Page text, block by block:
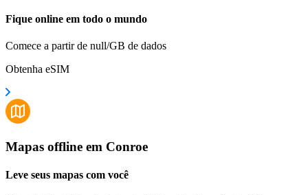
Fique online em todo o mundo
Comece a partir de null/GB de dados
Obtenha eSIM
Mapas offline em Conroe
Leve seus mapas com você